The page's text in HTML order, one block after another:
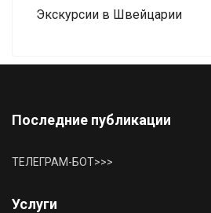
Экскурсии в Швейцарии
Последние публикации
ТЕЛЕГРАМ-БОТ>>>
Услуги